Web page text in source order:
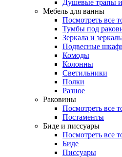
Душевые трапы
Мебель для ванны
Посмотреть все
Тумбы под
Зеркала и
Подвесные
Комоды
Колонны
Светильники
Полки
Разное
Раковины
Посмотреть все
Постаменты
Биде и писсуары
Посмотреть все
Биде
Писсуары